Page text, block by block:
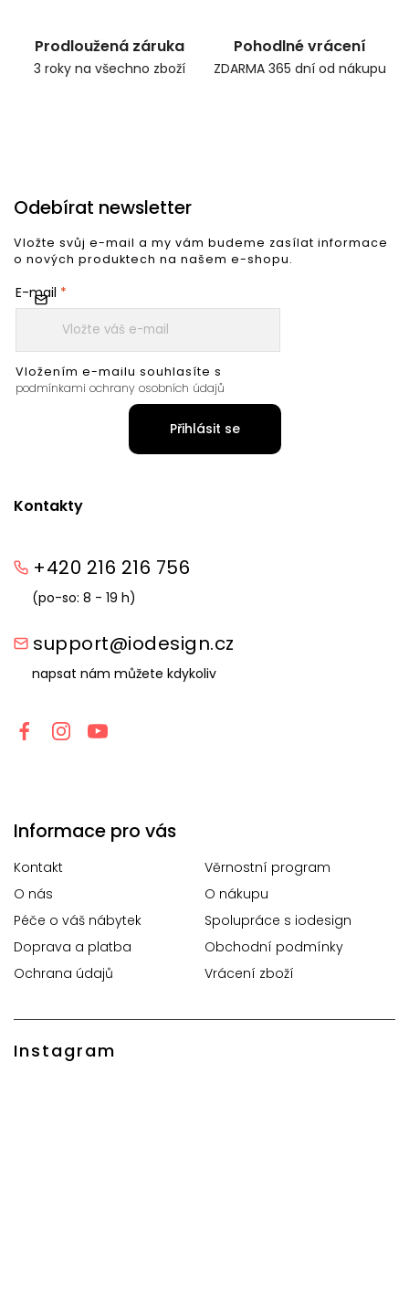
Prodloužená záruka
3 roky na všechno zboží
Pohodlné vrácení
ZDARMA 365 dní od nákupu
Kontakty
+420 216 216 756
(po-so: 8 - 19 h)
support@iodesign.cz
napsat nám můžete kdykoliv
Informace pro vás
Kontakt
Věrnostní program
O nás
O nákupu
Péče o váš nábytek
Spolupráce s iodesign
Doprava a platba
Obchodní podmínky
Ochrana údajů
Vrácení zboží
Instagram
Odebírat newsletter
Vložte svůj e-mail a my vám budeme zasílat informace
o nových produktech na našem e-shopu.
E-mail
Vložením e-mailu souhlasíte s
podmínkami ochrany osobních údajů
Přihlásit se